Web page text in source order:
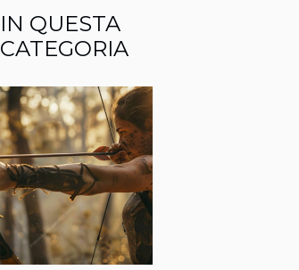
IN QUESTA
CATEGORIA